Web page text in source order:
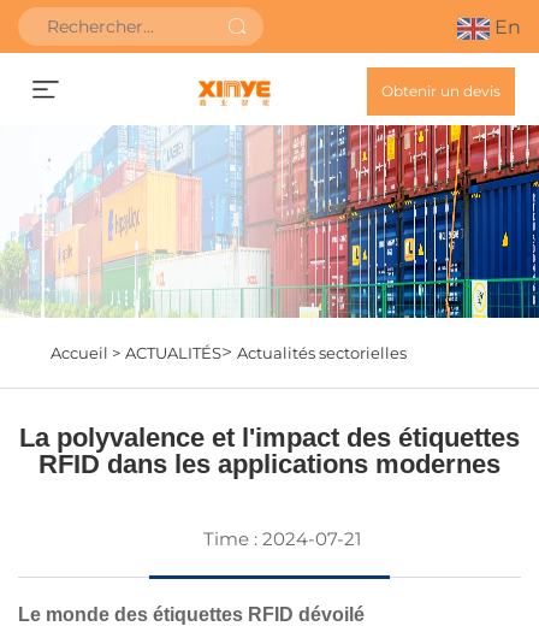
En
Obtenir un devis
Accueil > ACTUALITÉS> Actualités sectorielles
La polyvalence et l'impact des étiquettes
RFID dans les applications modernes
Time : 2024-07-21
Le monde des étiquettes RFID dévoilé